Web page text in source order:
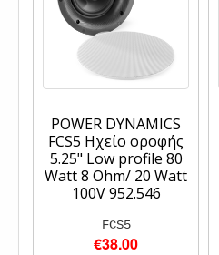
POWER DYNAMICS
FCS5 Ηχείο οροφής
5.25" Low profile 80
Watt 8 Ohm/ 20 Watt
100V 952.546
FCS5
€38.00